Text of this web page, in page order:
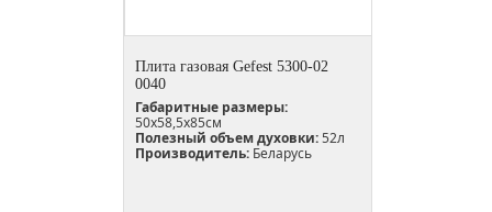
Плита газовая Gefest 5300-02
0040
Габаритные размеры:
50x58,5x85см
Полезный объем духовки:52л
Производитель: Беларусь